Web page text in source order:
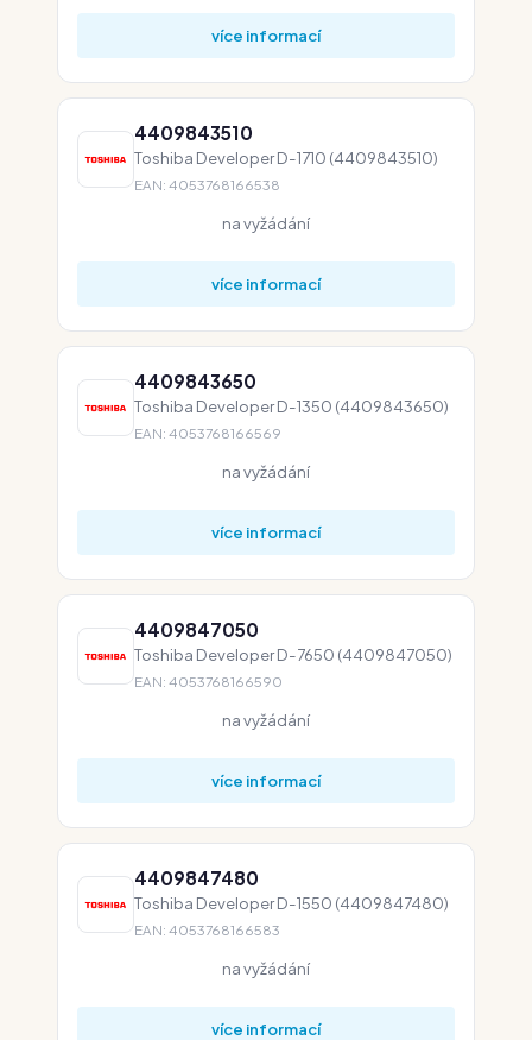
více informací
4409843510
Toshiba Developer D-1710 (4409843510)
EAN: 4053768166538
na vyžádání
více informací
4409843650
Toshiba Developer D-1350 (4409843650)
EAN: 4053768166569
na vyžádání
více informací
4409847050
Toshiba Developer D-7650 (4409847050)
EAN: 4053768166590
na vyžádání
více informací
4409847480
Toshiba Developer D-1550 (4409847480)
EAN: 4053768166583
na vyžádání
více informací